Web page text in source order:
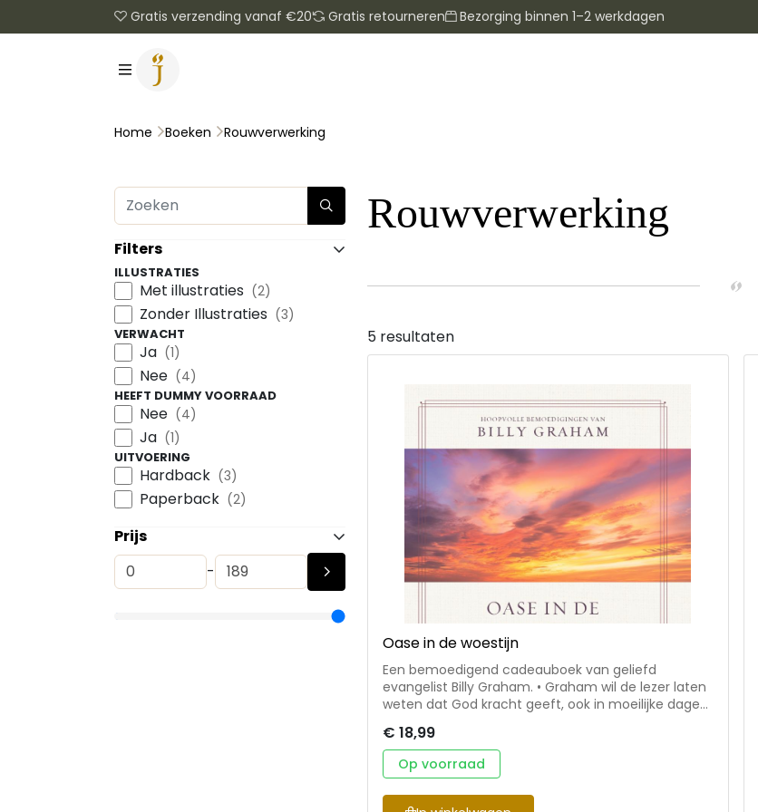
Gratis verzending vanaf €20 Gratis retourneren Bezorging binnen 1–2 werkdagen
Home Boeken Rouwverwerking
Filters
ILLUSTRATIES
Met illustraties (2)
Zonder Illustraties (3)
VERWACHT
Ja (1)
Nee (4)
HEEFT DUMMY VOORRAAD
Nee (4)
Ja (1)
UITVOERING
Hardback (3)
Paperback (2)
Prijs
-
Rouwverwerking
5 resultaten
Oase in de woestijn
Een bemoedigend cadeauboek van geliefd
evangelist Billy Graham. • Graham wil de lezer laten
weten dat God kracht geeft, ook in moeilijke dagen.
zich eenzaam of teleurgesteld voelt, rouwt, te
maken krijgt met ouderdom of verlangt naar een
sterker geloof. Daarnaast ook voor eenieder die
wandelt met iemand die deze gevoelens heeft en
hem/haar wil bemoedigen met een cadeau. •
€ 18,99
Op voorraad